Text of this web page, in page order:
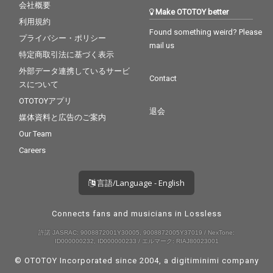
会社概要
利用規約
プライバシー・ポリシー
特定商取引法に基づく表示
外部データ連携しているサービ
スについて
OTOTOYアプリ
媒体資料と広告のご案内
Our Team
Careers
Make OTOTOY better
Found something weird? Please
mail us
Contact
退会
言語/Language - English
Connects fans and musicians in Lossless
許諾 JASRAC: 9008872001Y30005, 9008872005Y37019 / NexTone:
ID000000232, ID000000233 / エルマーク: RIAJ80023001
© OTOTOY Incorporated since 2004, a digitiminimi company